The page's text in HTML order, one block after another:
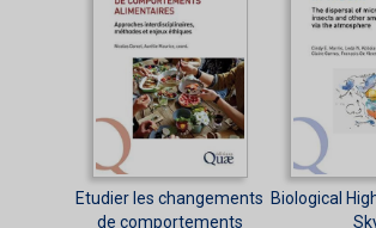
Etudier les changements
de comportements
Biological